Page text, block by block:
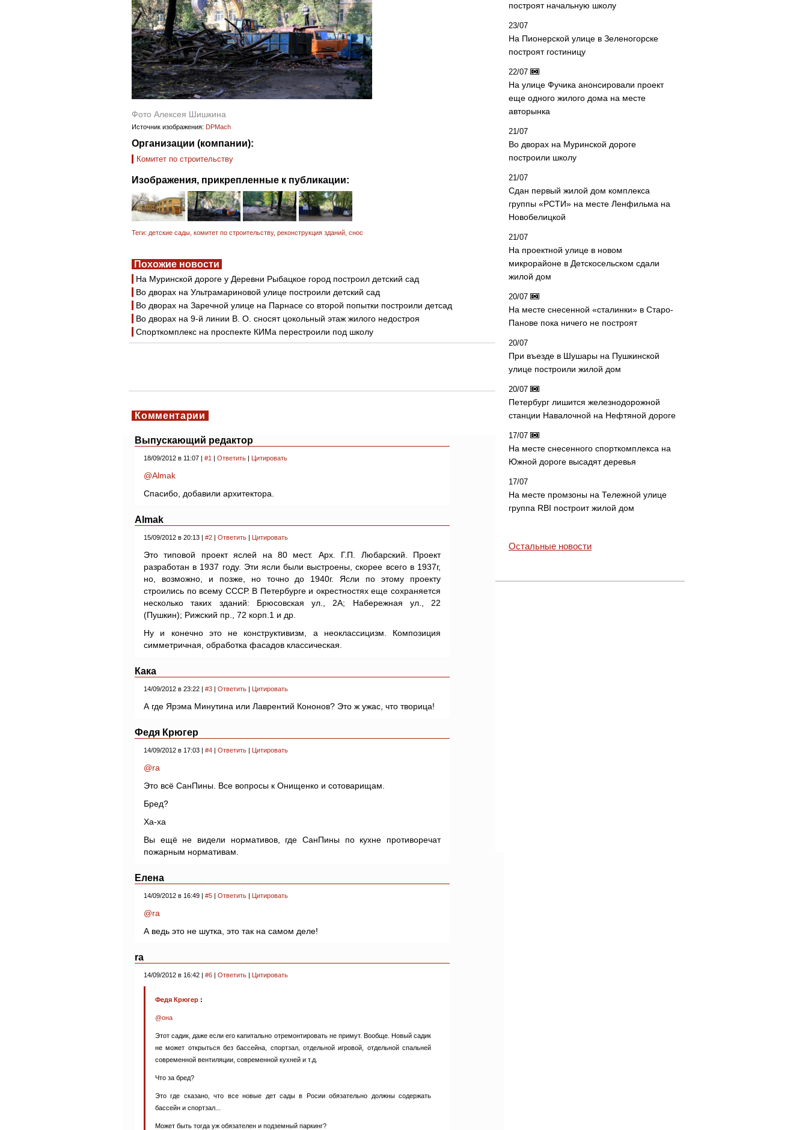
Фото Алексея Шишкина
Источник изображения: DPMach
Организации (компании):
Комитет по строительству
Изображения, прикрепленные к публикации:
Теги: детские сады комитет по строительству, реконструкция зданий снос
Похожие новости
На Муринской дороге у Деревни Рыбацкое город построил детский сад
Во дворах на Ультрамариновой улице построили детский сад
Во дворах на Заречной улице на Парнасе со второй попытки построили детсад
Во дворах на 9-й линии В. О. сносят цокольный этаж жилого недостроя
Спорткомплекс на проспекте КИМа перестроили под школу
Комментарии
Выпускающий редактор
18/09/2012 в 11:07 | #1 | Ответить | Цитировать
@Almak
Спасибо, добавили архитектора.
Almak
15/09/2012 в 20:13 | #2 | Ответить | Цитировать
Это типовой проект яслей на 80 мест. Арх. Г.П. Любарский. Проект
разработан в 1937 году. Эти ясли были выстроены, скорее всего в 1937г,
но, возможно, и позже, но точно до 1940г. Ясли по этому проекту
строились по всему СССР. В Петербурге и окрестностях еще сохраняется
несколько таких зданий: Брюсовская ул., 2А; Набережная ул., 22
(Пушкин); Рижский пр., 72 корп.1 и др.
Ну и конечно это не конструктивизм, а неоклассицизм. Композиция
симметричная, обработка фасадов классическая.
Кака
14/09/2012 в 23:22 | #3 | Ответить | Цитировать
А где Ярэма Минутина или Лаврентий Кононов? Это ж ужас, что творица!
Федя Крюгер
14/09/2012 в 17:03 | #4 | Ответить | Цитировать
@ra
Это всё СанПины. Все вопросы к Онищенко и сотоварищам.
Бред?
Ха-ха
Вы ещё не видели нормативов, где СанПины по кухне противоречат
пожарным нормативам.
Елена
14/09/2012 в 16:49 | #5 | Ответить | Цитировать
@ra
А ведь это не шутка, это так на самом деле!
ra
14/09/2012 в 16:42 | #6 | Ответить | Цитировать
Федя Крюгер :
@она
Этот садик, даже если его капитально отремонтировать не примут. Вообще. Новый садик
не может открыться без бассейна, спортзал, отдельной игровой, отдельной спальней
современной вентиляции, современной кухней и т.д.
Что за бред?
Это где сказано, что все новые дет сады в Росии обязательно должны содержать
бассейн и спортзал...
Может быть тогда уж обязателен и подземный паркинг?
построят начальную школу
23/07
На Пионерской улице в Зеленогорске
построят гостиницу
22/07
На улице Фучика анонсировали проект
еще одного жилого дома на месте
авторынка
21/07
Во дворах на Муринской дороге
построили школу
21/07
Сдан первый жилой дом комплекса
группы «РСТИ» на месте Ленфильма на
Новобелицкой
21/07
На проектной улице в новом
микрорайоне в Детскосельском сдали
жилой дом
20/07
На месте снесенной «сталинки» в Старо-
Панове пока ничего не построят
20/07
При въезде в Шушары на Пушкинской
улице построили жилой дом
20/07
Петербург лишится железнодорожной
станции Навалочной на Нефтяной дороге
17/07
На месте снесенного спорткомплекса на
Южной дороге высадят деревья
17/07
На месте промзоны на Тележной улице
группа RBI построит жилой дом
Остальные новости